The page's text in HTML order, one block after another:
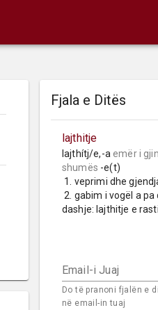
Fjala e Ditës
lajthitje
lajthítj/e,-a emër i
shumës -e(t)
2. gabim i vogël a pa dashje; ngatërrim pa
dashje: lajthitje e
Email-i Juaj
Do të pranoni fjalën e
në email-in tuaj